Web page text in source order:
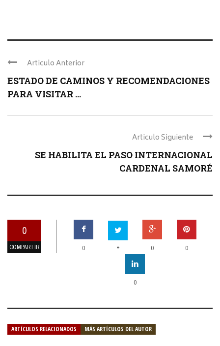
Articulo Anterior
ESTADO DE CAMINOS Y RECOMENDACIONES
PARA VISITAR ...
Articulo Siguiente
SE HABILITA EL PASO INTERNACIONAL
CARDENAL SAMORÉ
0
COMPARTIR 0 + 0 0
0
ARTÍCULOS RELACIONADOS MÁS ARTÍCULOS DEL AUTOR